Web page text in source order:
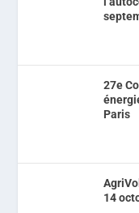
27e
Paris
14